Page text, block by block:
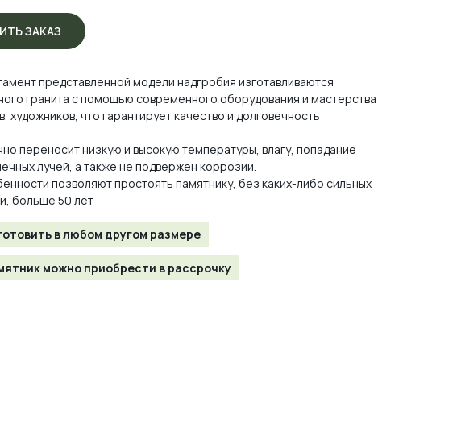
ЗАКАЗ
представленной модели надгробия изготавливаются
гранита с помощью современного оборудования и мастерства
художников, что гарантирует качество и долговечность
переносит низкую и высокую температуры, влагу, попадание
лучей, а также не подвержен коррозии.
позволяют простоять памятнику, без каких-либо сильных
больше 50 лет
в любом другом размере
можно приобрести в рассрочку